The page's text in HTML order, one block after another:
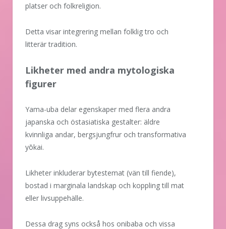
platser och folkreligion.
Detta visar integrering mellan folklig tro och
litterär tradition.
Likheter med andra mytologiska
figurer
Yama-uba delar egenskaper med flera andra
japanska och östasiatiska gestalter: äldre
kvinnliga andar, bergsjungfrur och transformativa
yōkai.
Likheter inkluderar bytestemat (vän till fiende),
bostad i marginala landskap och koppling till mat
eller livsuppehälle.
Dessa drag syns också hos onibaba och vissa